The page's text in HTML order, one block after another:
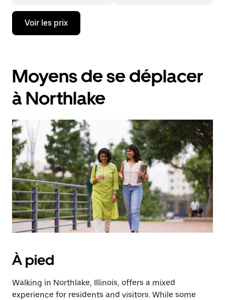
Appuyez
la
bas
pour
ouvrir
le
calendrier
sélectionner
une
date.
Appuyez
sur
la
touche
Échap
pour
fermer
le
calendrier.
Voir les prix
Moyens de se déplacer
à Northlake
À pied
Walking in Northlake, Illinois, offers a mixed
experience for residents and visitors. While some